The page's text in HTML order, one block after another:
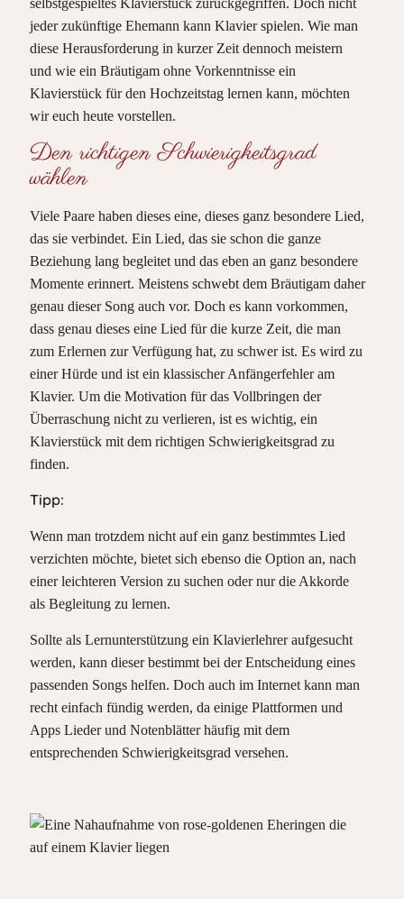
jeder zukünftige Ehemann kann Klavier spielen. Wie man
diese Herausforderung in kurzer Zeit dennoch meistern
und wie ein Bräutigam ohne Vorkenntnisse ein
Klavierstück für den Hochzeitstag lernen kann, möchten
wir euch heute vorstellen.
Den richtigen Schwierigkeitsgrad
wählen
Viele Paare haben dieses eine, dieses ganz besondere Lied,
das sie verbindet. Ein Lied, das sie schon die ganze
Beziehung lang begleitet und das eben an ganz besondere
Momente erinnert. Meistens schwebt dem Bräutigam daher
genau dieser Song auch vor. Doch es kann vorkommen,
dass genau dieses eine Lied für die kurze Zeit, die man
zum Erlernen zur Verfügung hat, zu schwer ist. Es wird zu
einer Hürde und ist ein klassischer Anfängerfehler am
Klavier. Um die Motivation für das Vollbringen der
Überraschung nicht zu verlieren, ist es wichtig, ein
Klavierstück mit dem richtigen Schwierigkeitsgrad zu
finden.
Tipp:
Wenn man trotzdem nicht auf ein ganz bestimmtes Lied
verzichten möchte, bietet sich ebenso die Option an, nach
einer leichteren Version zu suchen oder nur die Akkorde
als Begleitung zu lernen.
Sollte als Lernunterstützung ein Klavierlehrer aufgesucht
werden, kann dieser bestimmt bei der Entscheidung eines
passenden Songs helfen. Doch auch im Internet kann man
recht einfach fündig werden, da einige Plattformen und
Apps Lieder und Notenblätter häufig mit dem
entsprechenden Schwierigkeitsgrad versehen.